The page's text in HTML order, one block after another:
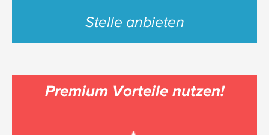
Stelle anbieten
Premium Vorteile nutzen!